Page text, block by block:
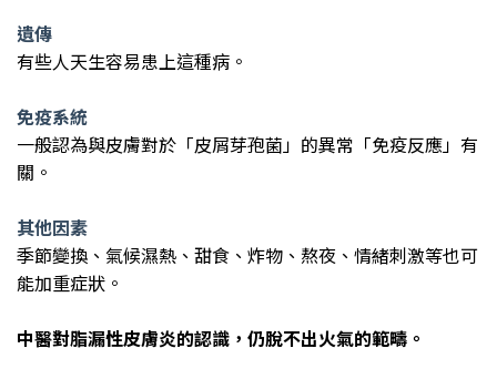
遺傳
有些人天生容易患上這種病。
免疫系統
一般認為與皮膚對於「皮屑芽孢菌」的異常「免疫反應」有
關。
其他因素
季節變換、氣候濕熱、甜食、炸物、熬夜、情緒刺激等也可
能加重症狀。
中醫對脂漏性皮膚炎的認識，仍脫不出火氣的範疇。